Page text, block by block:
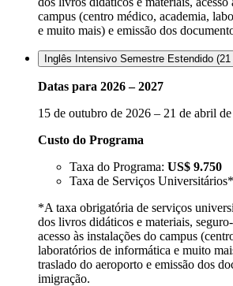
campus (centro médico, academia,
e muito mais) e emissão dos
Inglês Intensivo Semestre Estendido
Datas para 2026 – 2027
15 de outubro de 2026 – 21 de abril
Custo do Programa
Taxa do Programa: US$ 9.750
Taxa de Serviços
*A taxa obrigatória de serviços
dos livros didáticos e materiais,
acesso às instalações do campus
laboratórios de informática e muito
traslado do aeroporto e emissão dos
imigração.